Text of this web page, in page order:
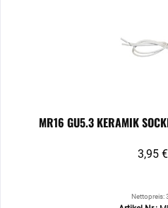
MR16 GU5.3 KERAMIK
3,95
Nettopreis: